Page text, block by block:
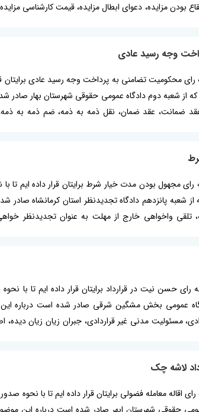
بودن مزایده، دعوای ابطال مزایده، قیمت کارشناسی
وجه رسید عادی
رای محکومیت تضامنی به پرداخت وجه رسید عادی برایتان
که از شعبه دوم دادگاه عمومی حقوقی شهرستان بهار صادر
ضمانت، عقد ضمان، نقل ذمه به ذمه، ضم ذمه به
رای مجهول بودن مدت خیار شرط برایتان قرار داده ایم تا
شعبه پانزدهم دادگاه تجدیدنظر استان کرمانشاه صادر
تلقی واخواهی خارج از مهلت به عنوان تجدیدنظر
رای حسن نیت در قرارداد برایتان قرار داده ایم تا با
عمومی بخش مشگین شرقی صادر شده است درباره
مسئولیت مدنی غیر قراردادی، جبران زیان زیان
لاشه چک
اقاله معامله فضولی برایتان قرار داده ایم تا با نحوه